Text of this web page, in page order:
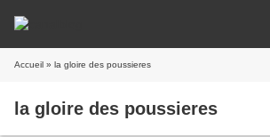
Accueil » la gloire des poussieres
la gloire des poussieres